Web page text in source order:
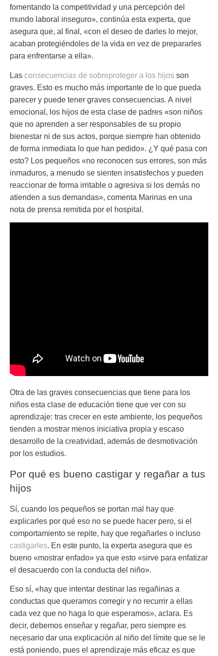
fomentando la competitividad y una percepción del
mundo laboral inseguro», continúa esta experta, que
asegura que, al final, «con el deseo de darles lo mejor,
acaban protegiéndoles de la vida en vez de prepararles
para enfrentarse a ella».
Las consecuencias de sobreproteger a los hijos son
graves. Esto es mucho más importante de lo que pueda
parecer y puede tener graves consecuencias. A nivel
emocional , los hijos de esta clase de padres «son niños
que no aprenden a ser responsables de su propio
bienestar ni de sus actos, porque siempre han obtenido
de forma inmediata lo que han pedido». ¿Y qué pasa con
esto? Los pequeños «no reconocen sus errores, son más
inmaduros, a menudo se sienten insatisfechos y pueden
reaccionar de forma irritable o agresiva si los demás no
atienden a sus demandas», comenta Marinas en una
nota de prensa remitida por el hospital.
Otra de las graves consecuencias que tiene para los
niños esta clase de educación tiene que ver con su
aprendizaje: tras crecer en este ambiente, los pequeños
tienden a mostrar menos iniciativa propia y escaso
desarrollo de la creatividad, además de desmotivación
por los estudios.
Por qué es bueno castigar y regañar a tus
hijos
Sí, cuando los pequeños se portan mal
hay que
explicarles por qué eso no se puede hacer pero, si el
comportamiento se repite, hay que regañarles o incluso
castigarles. En este punto, la experta asegura que es
bueno «mostrar enfado» ya que esto «sirve para enfatizar
el desacuerdo con la conducta del niño».
Eso sí, «hay que intentar destinar las regañinas a
conductas que queramos corregir y no recurrir a ellas
cada vez que no haga lo que esperamos», aclara. Es
decir, debemos enseñar y regañar, pero siempre es
necesario dar una explicación al niño del límite que se le
está poniendo, pues el aprendizaje más eficaz es que